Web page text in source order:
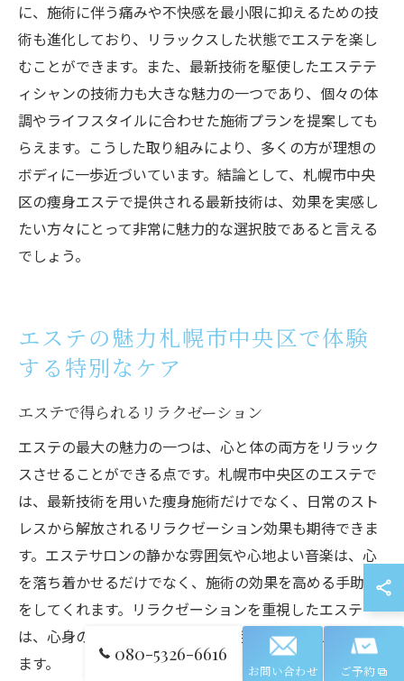
に、施術に伴う痛みや不快感を最小限に抑えるための技
術も進化しており、リラックスした状態でエステを楽し
むことができます。また、最新技術を駆使したエステテ
ィシャンの技術力も大きな魅力の一つであり、個々の体
調やライフスタイルに合わせた施術プランを提案しても
らえます。こうした取り組みにより、多くの方が理想の
ボディに一歩近づいています。結論として、札幌市中央
区の痩身エステで提供される最新技術は、効果を実感し
たい方々にとって非常に魅力的な選択肢であると言える
でしょう。
エステの魅力札幌市中央区で体験
する特別なケア
エステで得られるリラクゼーション
エステの最大の魅力の一つは、心と体の両方をリラック
スさせることができる点です。札幌市中央区のエステで
は、最新技術を用いた痩身施術だけでなく、日常のスト
レスから解放されるリラクゼーション効果も期待できま
す。エステサロンの静かな雰囲気や心地よい音楽は、心
を落ち着かせるだけでなく、施術の効果を高める手助け
をしてくれます。リラクゼーションを重視したエステ
は、心身の健康を促進し、日常生活に活力を与えてくれ
ます。
080-5326-6616
お問い合わせ ご予約